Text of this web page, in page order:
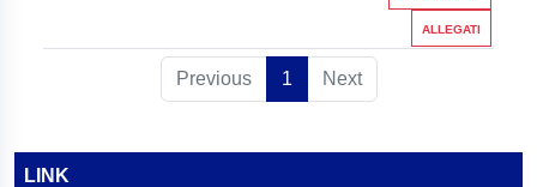
ALLEGATI
Previous 1 Next
LINK